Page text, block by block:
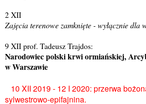
2 XII
Zajęcia terenowe zamknięte - wyłącznie dla
9 XII prof. Tadeusz Trajdos:
Narodowiec polski krwi ormiańskiej,
w Warszawie
10 XII 2019 - 12 I 2020: przerwa
sylwestrowo-epifajnina.